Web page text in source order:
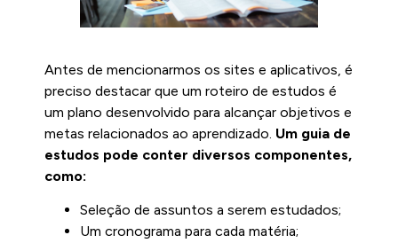
Antes de mencionarmos os sites e aplicativos, é
preciso destacar que um roteiro de estudos é
um plano desenvolvido para alcançar objetivos e
metas relacionados ao aprendizado. Um guia de
estudos pode conter diversos componentes,
como:
Seleção de assuntos a serem estudados;
Um cronograma para cada matéria;